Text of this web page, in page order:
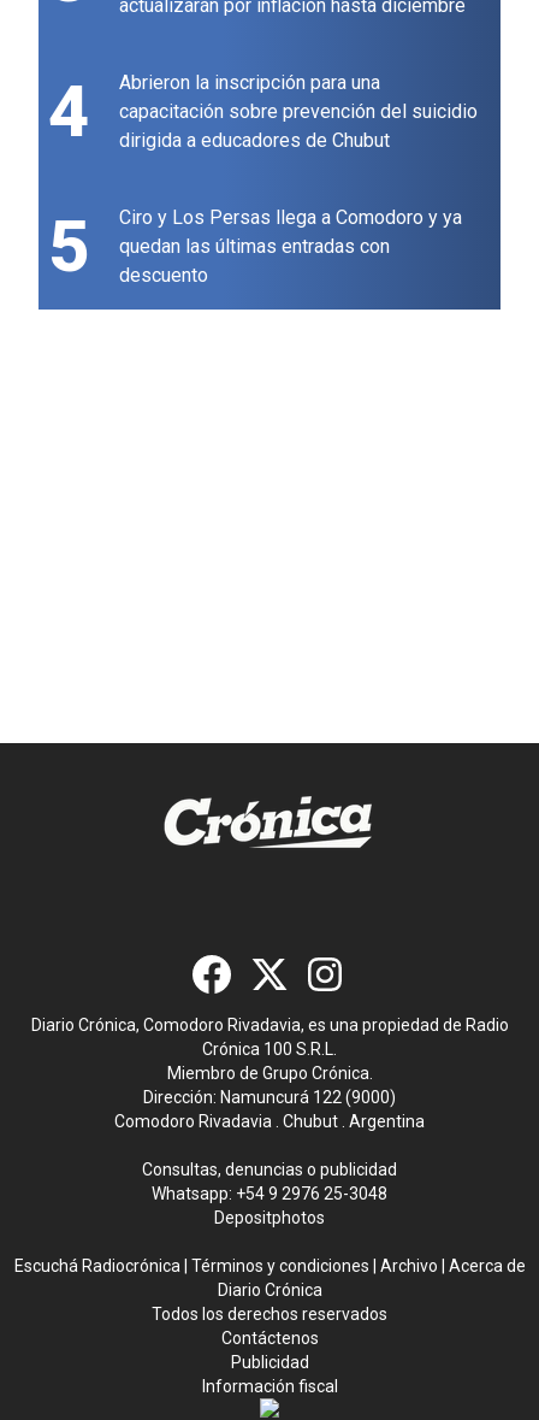
actualizarán por inflación hasta diciembre
4
Abrieron la inscripción para una
capacitación sobre prevención del suicidio
dirigida a educadores de Chubut
5
Ciro y Los Persas llega a Comodoro y ya
quedan las últimas entradas con
descuento
Diario Crónica, Comodoro Rivadavia, es una propiedad de Radio
Crónica 100 S.R.L.
Miembro de Grupo Crónica.
Dirección: Namuncurá 122 (9000)
Comodoro Rivadavia . Chubut . Argentina
Consultas, denuncias o publicidad
Whatsapp: +54 9 2976 25-3048
Depositphotos
Escuchá Radiocrónica Términos y condiciones Archivo
Acerca de
Diario Crónica
Todos los derechos reservados
Contáctenos
Publicidad
Información fiscal